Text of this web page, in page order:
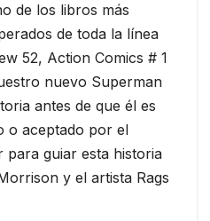
de los libros más
de toda la línea
52, Action Comics # 1
nuevo Superman
antes de que él es
o aceptado por el
para guiar esta historia
y el artista Rags